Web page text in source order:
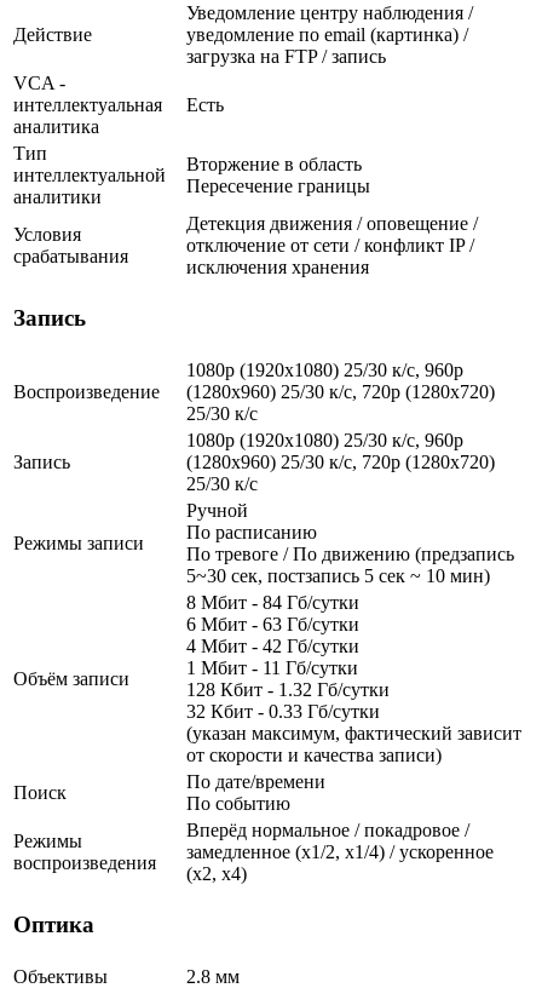
Действие
Уведомление центру наблюдения /
уведомление по email (картинка) /
загрузка на FTP / запись
VCA -
интеллектуальная
аналитика
Есть
Тип
интеллектуальной
аналитики
Вторжение в область
Пересечение границы
Условия
срабатывания
Детекция движения / оповещение /
отключение от сети / конфликт IP /
исключения хранения
Запись
Воспроизведение
1080p (1920x1080) 25/30 к/с, 960p
(1280х960) 25/30 к/с, 720p (1280х720)
25/30 к/с
Запись
1080p (1920x1080) 25/30 к/с, 960p
(1280х960) 25/30 к/с, 720p (1280х720)
25/30 к/с
Режимы записи
Ручной
По расписанию
По тревоге / По движению (предзапись
5~30 сек, постзапись 5 сек ~ 10 мин)
Объём записи
8 Мбит - 84 Гб/сутки
6 Мбит - 63 Гб/сутки
4 Мбит - 42 Гб/сутки
1 Мбит - 11 Гб/сутки
128 Кбит - 1.32 Гб/сутки
32 Кбит - 0.33 Гб/сутки
(указан максимум, фактический зависит
от скорости и качества записи)
Поиск
По дате/времени
По событию
Режимы
воспроизведения
Вперёд нормальное / покадровое /
замедленное (х1/2, х1/4) / ускоренное
(х2, х4)
Оптика
Объективы
2.8 мм